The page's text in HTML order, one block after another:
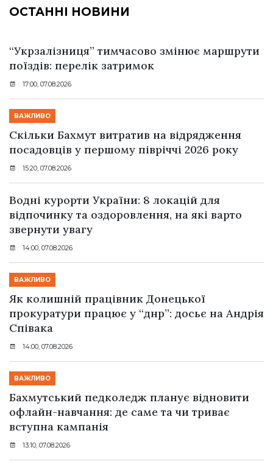
ОСТАННІ НОВИНИ
“Укрзалізниця” тимчасово змінює маршрути
поїздів: перелік затримок
17:00, 07.08.2026
ВАЖЛИВО
Скільки Бахмут витратив на відрядження
посадовців у першому півріччі 2026 року
15:20, 07.08.2026
Водні курорти України: 8 локацій для
відпочинку та оздоровлення, на які варто
звернути увагу
14:00, 07.08.2026
ВАЖЛИВО
Як колишній працівник Донецької
прокуратури працює у “днр”: досьє на Андрія
Співака
14:00, 07.08.2026
ВАЖЛИВО
Бахмутський педколедж планує відновити
офлайн-навчання: де саме та чи триває
вступна кампанія
13:10, 07.08.2026